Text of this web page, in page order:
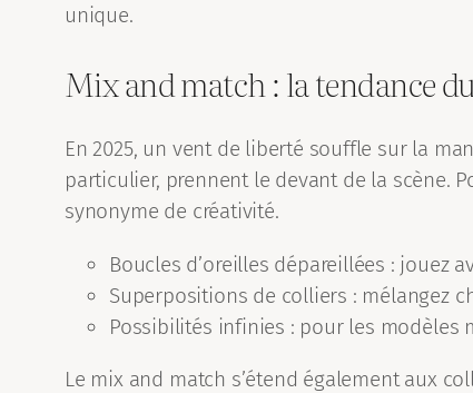
unique.
Mix and match : la tendance
En 2025, un vent de liberté souffle sur la
particulier, prennent le devant de la scène.
synonyme de créativité.
Boucles d’oreilles dépareillées : jouez
Superpositions de colliers : mélangez
Possibilités infinies : pour les modèles
Le mix and match s’étend également aux